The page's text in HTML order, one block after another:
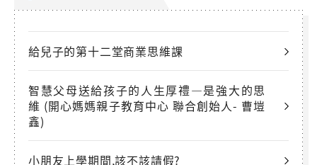
給兒子的第十二堂商業思維課
智慧父母送給孩子的人生厚禮—是強大的思
維 (開心媽媽親子教育中心 聯合創始人- 曹塏
鑫)
小朋友上學期間,該不該請假?